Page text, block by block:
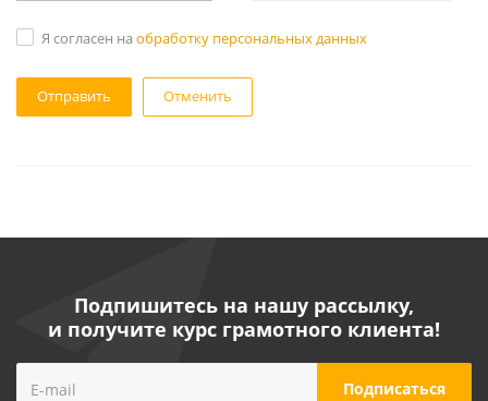
Я согласен на обработку персональных данных
Отменить
Подпишитесь на нашу рассылку,
и получите курс грамотного клиента!